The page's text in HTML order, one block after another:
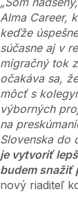
Alma Career,
keďže
súčasne aj v
migračný tok
očakáva sa,
môcť s
výborných
na
Slovenska do
je vytvoriť
budem snažiť
nový riaditeľ